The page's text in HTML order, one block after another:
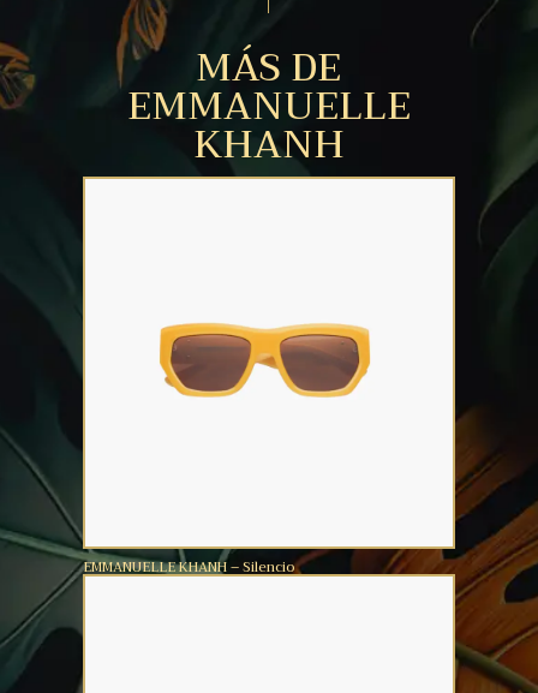
MÁS DE
EMMANUELLE
KHANH
EMMANUELLE KHANH – Silencio